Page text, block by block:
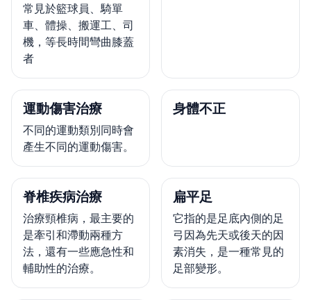
常見於籃球員、騎單
車、體操、搬運工、司
機，等長時間彎曲膝蓋
者
運動傷害治療
不同的運動類別同時會
產生不同的運動傷害。
身體不正
脊椎疾病治療
治療頸椎病，最主要的
是牽引和滯動兩種方
法，還有一些應急性和
輔助性的治療。
扁平足
它指的是足底內側的足
弓因為先天或後天的因
素消失，是一種常見的
足部變形。